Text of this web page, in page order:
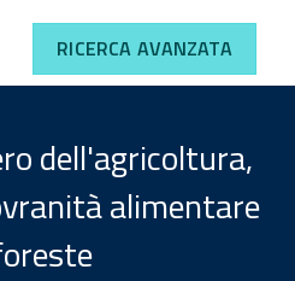
RICERCA AVANZATA
dell'agricoltura,
alimentare